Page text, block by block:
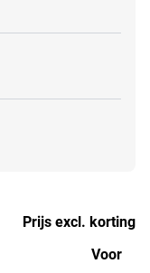
Prijs excl. korting
Voor